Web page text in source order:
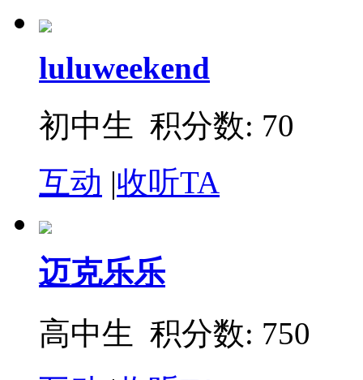
luluweekend
初中生 积分数: 70
互动 |收听TA
迈克乐乐
高中生 积分数: 750